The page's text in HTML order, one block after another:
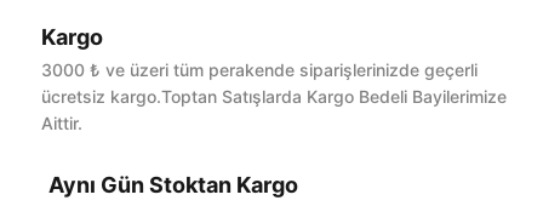
Bu ürüne ilk yorumu siz yapın!
Kargo
3000 ₺ ve üzeri tüm perakende siparişlerinizde geçerli
ücretsiz kargo.Toptan Satışlarda Kargo Bedeli Bayilerimize
Aittir.
Aynı Gün Stoktan Kargo